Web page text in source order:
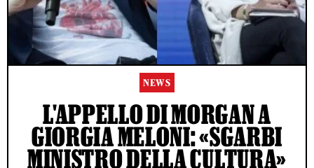
NEWS
L'APPELLO DI MORGAN A
GIORGIA MELONI: «SGARBI
MINISTRO DELLA CULTURA»